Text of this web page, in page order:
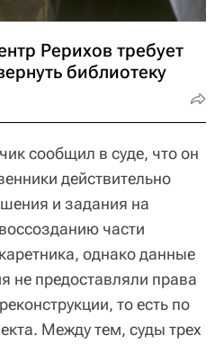
Рерихов требует
библиотеку
сообщил в суде, что он
действительно
и задания на
части
однако данные
не предоставляли права
то есть по
Между тем, суды трех